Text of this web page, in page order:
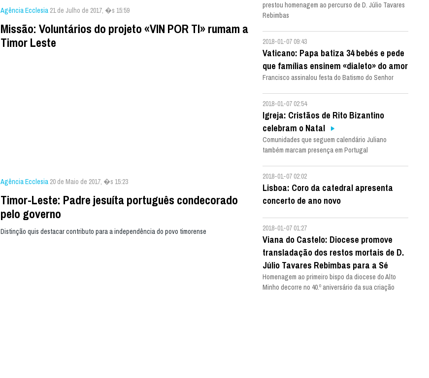
Agência Ecclesia 21 de Julho de 2017, �s 15:59
Missão: Voluntários do projeto «VIN POR TI» rumam a
Timor Leste
Agência Ecclesia 20 de Maio de 2017, �s 15:23
Timor-Leste: Padre jesuíta português condecorado
pelo governo
Distinção quis destacar contributo para a independência do povo timorense
prestou homenagem ao percurso de D. Júlio Tavares
Rebimbas
2018-01-07 09:43
Vaticano: Papa batiza 34 bebés e pede
que famílias ensinem «dialeto» do amor
Francisco assinalou festa do Batismo do Senhor
2018-01-07 02:54
Igreja: Cristãos de Rito Bizantino
celebram o Natal
Comunidades que seguem calendário Juliano
também marcam presença em Portugal
2018-01-07 02:02
Lisboa: Coro da catedral apresenta
concerto de ano novo
2018-01-07 01:27
Viana do Castelo: Diocese promove
transladação dos restos mortais de D.
Júlio Tavares Rebimbas para a Sé
Homenagem ao primeiro bispo da diocese do Alto
Minho decorre no 40.º aniversário da sua criação